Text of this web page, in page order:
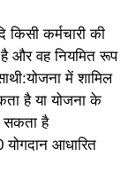
कर्मचारी की
और वह नियमित रूप
में शामिल
है या योजना के
सकता है
योगदान आधारित